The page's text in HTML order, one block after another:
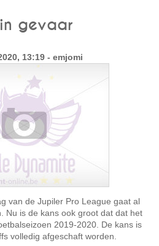
gevaar
13:19 - emjomi
van de Jupiler Pro League gaat al
Nu is de kans ook groot dat dat het
2019-2020. De kans is
volledig afgeschaft worden.